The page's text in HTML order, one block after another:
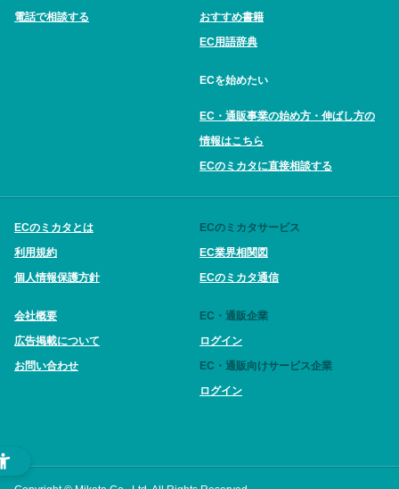
電話で相談する
おすすめ書籍
EC用語辞典
ECを始めたい
EC・通販事業の始め方・伸ばし方の
情報はこちら
ECのミカタに直接相談する
ECのミカタとは
利用規約
個人情報保護方針
会社概要
広告掲載について
お問い合わせ
ECのミカタサービス
EC業界相関図
ECのミカタ通信
EC・通販企業
ログイン
EC・通販向けサービス企業
ログイン